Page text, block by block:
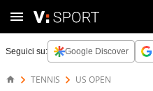
Seguici su: Google Discover
TENNIS US OPEN